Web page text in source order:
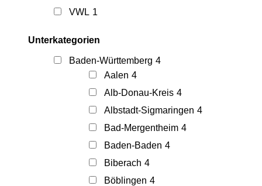
VWL 1
Unterkategorien
Baden-Württemberg 4
Aalen 4
Alb-Donau-Kreis 4
Albstadt-Sigmaringen 4
Bad-Mergentheim 4
Baden-Baden 4
Biberach 4
Böblingen 4